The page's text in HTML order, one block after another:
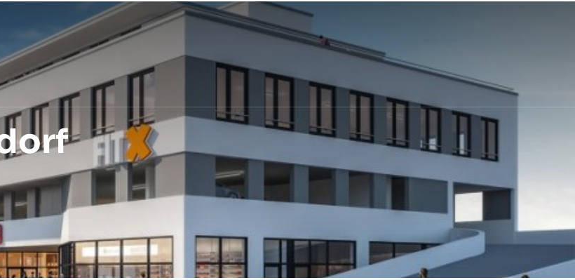
Aktuelles Webinar-Reihe Kontakt